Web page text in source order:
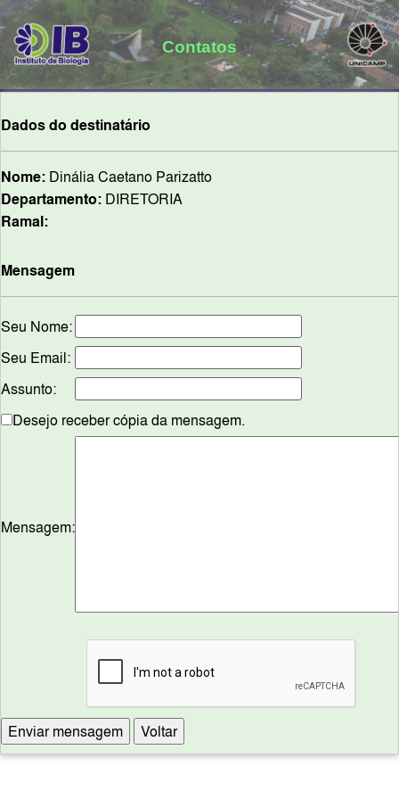
Contatos
Dados do destinatário
Nome: Dinália Caetano Parizatto
Departamento: DIRETORIA
Ramal:
Mensagem
Seu Nome:
Seu Email:
Assunto:
Desejo receber cópia da mensagem.
Mensagem: